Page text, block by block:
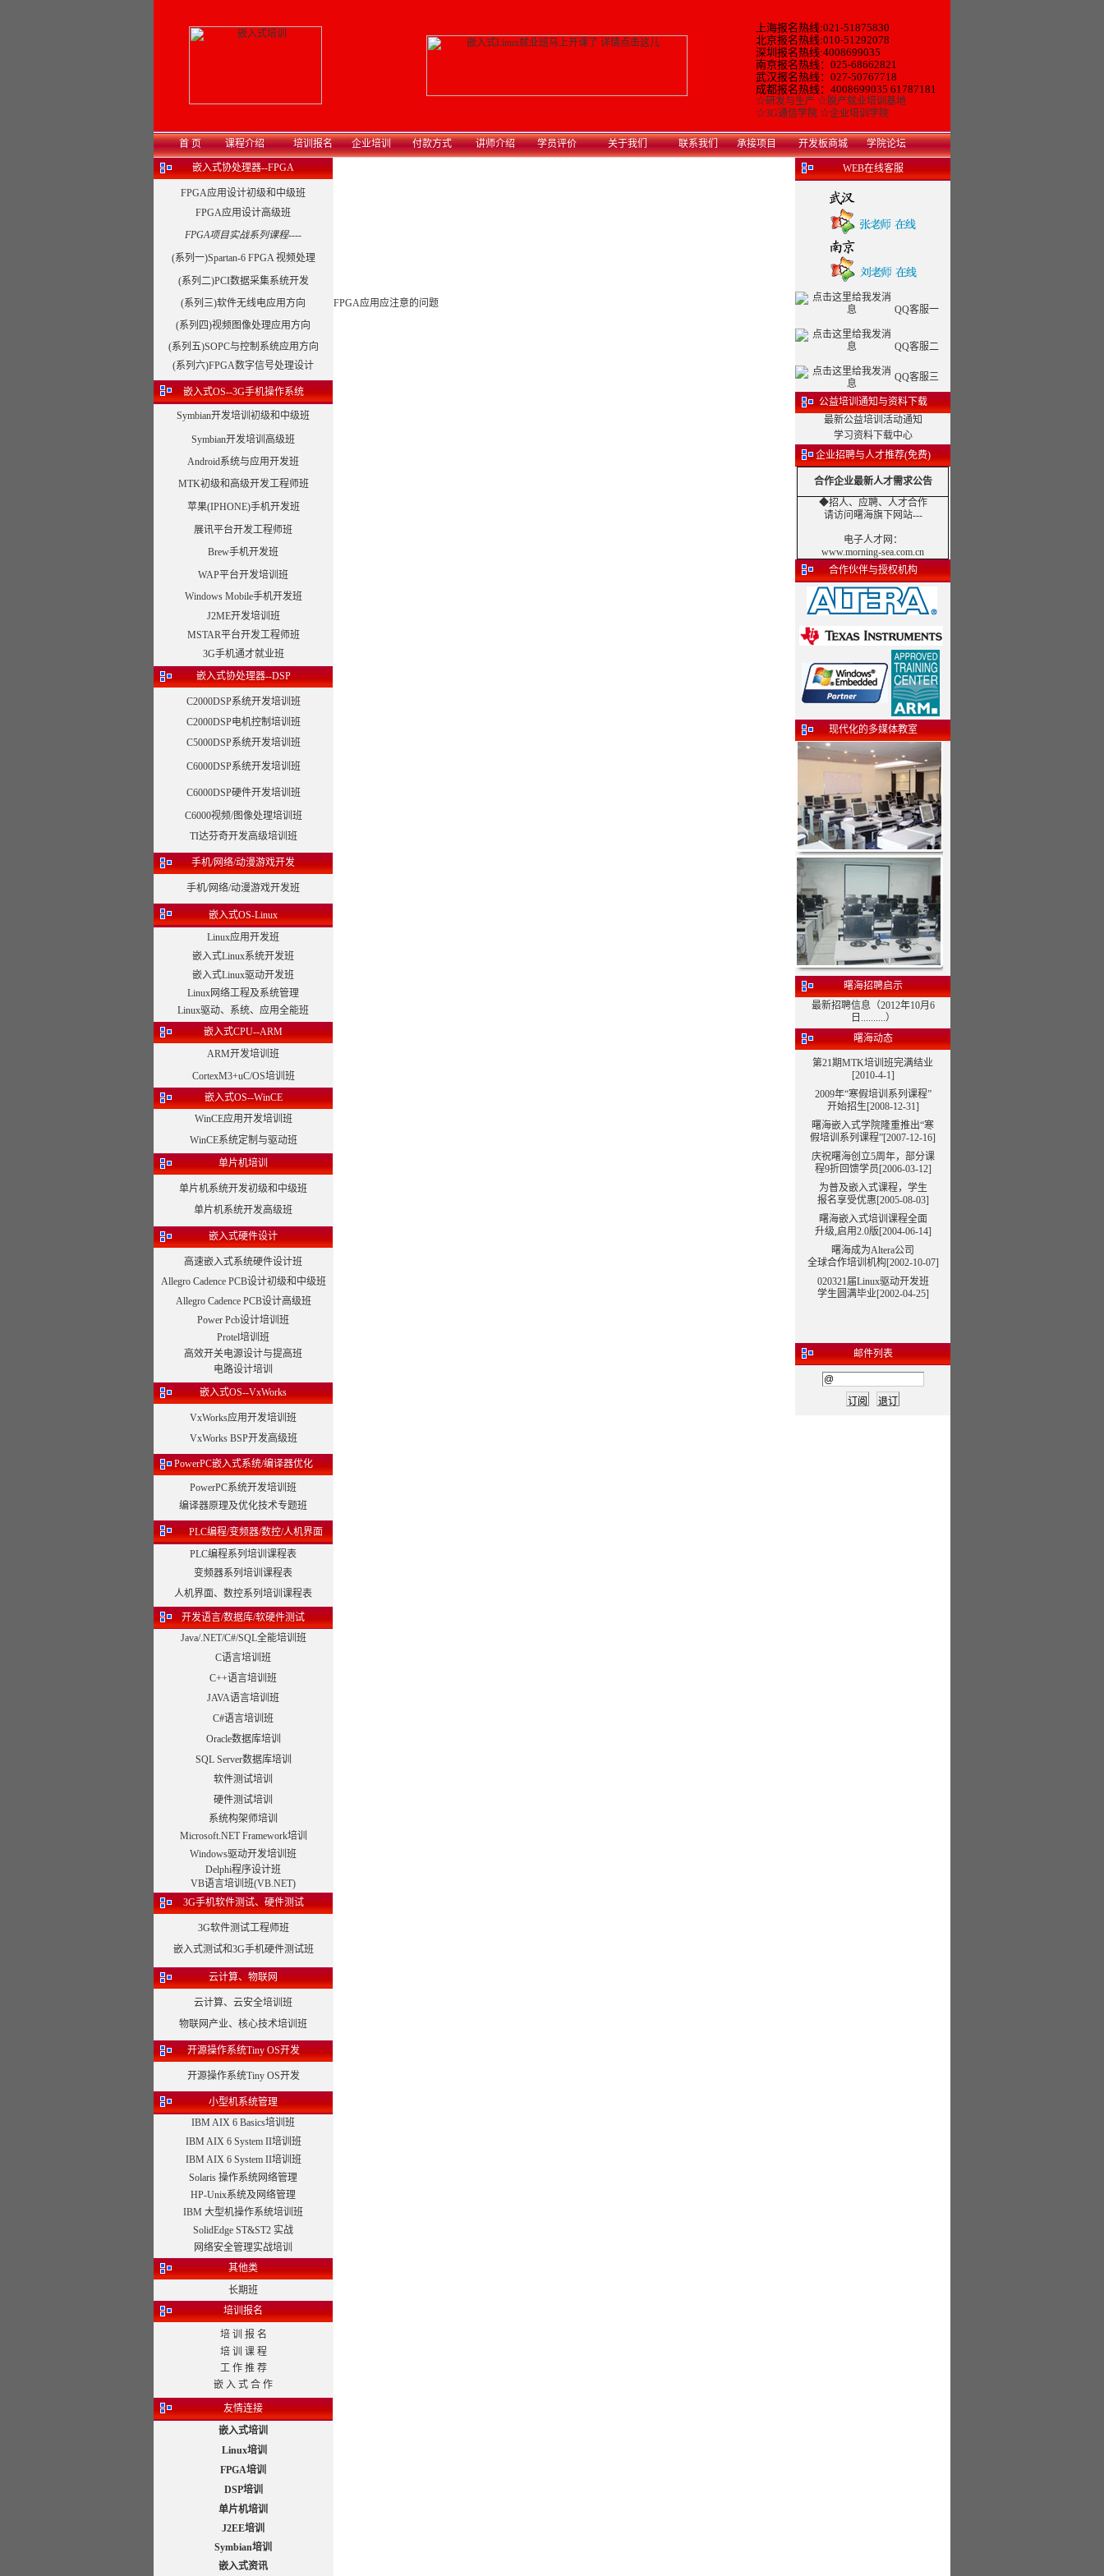
上海报名热线:021-51875830
北京报名热线:010-51292078
深圳报名热线:4008699035
南京报名热线：025-68662821
武汉报名热线：027-50767718
成都报名热线：4008699035 61787181
☆研发与生产 ☆脱产就业培训基地
☆3G通信学院 ☆企业培训学院
首 页 课程介绍 培训报名 企业培训 付款方式 讲师介绍 学员评价 关于我们 联系我们 承接项目 开发板商城 学院论坛
嵌入式协处理器--FPGA
FPGA应用设计初级和中级班
FPGA应用设计高级班
FPGA项目实战系列课程----
(系列一)Spartan-6 FPGA 视频处理
(系列二)PCI数据采集系统开发
(系列三)软件无线电应用方向
(系列四)视频图像处理应用方向
(系列五)SOPC与控制系统应用方向
(系列六)FPGA数字信号处理设计
嵌入式OS--3G手机操作系统
Symbian开发培训初级和中级班
Symbian开发培训高级班
Android系统与应用开发班
MTK初级和高级开发工程师班
苹果(IPHONE)手机开发班
展讯平台开发工程师班
Brew手机开发班
WAP平台开发培训班
Windows Mobile手机开发班
J2ME开发培训班
MSTAR平台开发工程师班
3G手机通才就业班
嵌入式协处理器--DSP
C2000DSP系统开发培训班
C2000DSP电机控制培训班
C5000DSP系统开发培训班
C6000DSP系统开发培训班
C6000DSP硬件开发培训班
C6000视频/图像处理培训班
TI达芬奇开发高级培训班
手机/网络/动漫游戏开发
手机/网络/动漫游戏开发班
嵌入式OS-Linux
Linux应用开发班
嵌入式Linux系统开发班
嵌入式Linux驱动开发班
Linux网络工程及系统管理
Linux驱动、系统、应用全能班
嵌入式CPU--ARM
ARM开发培训班
CortexM3+uC/OS培训班
嵌入式OS--WinCE
WinCE应用开发培训班
WinCE系统定制与驱动班
单片机培训
单片机系统开发初级和中级班
单片机系统开发高级班
嵌入式硬件设计
高速嵌入式系统硬件设计班
Allegro Cadence PCB设计初级和中级班
Allegro Cadence PCB设计高级班
Power Pcb设计培训班
Protel培训班
高效开关电源设计与提高班
电路设计培训
嵌入式OS--VxWorks
VxWorks应用开发培训班
VxWorks BSP开发高级班
PowerPC嵌入式系统/编译器优化
PowerPC系统开发培训班
编译器原理及优化技术专题班
PLC编程/变频器/数控/人机界面
PLC编程系列培训课程表
变频器系列培训课程表
人机界面、数控系列培训课程表
开发语言/数据库/软硬件测试
Java/.NET/C#/SQL全能培训班
C语言培训班
C++语言培训班
JAVA语言培训班
C#语言培训班
Oracle数据库培训
SQL Server数据库培训
软件测试培训
硬件测试培训
系统构架师培训
Microsoft.NET Framework培训
Windows驱动开发培训班
Delphi程序设计班
VB语言培训班(VB.NET)
3G手机软件测试、硬件测试
3G软件测试工程师班
嵌入式测试和3G手机硬件测试班
云计算、物联网
云计算、云安全培训班
物联网产业、核心技术培训班
开源操作系统Tiny OS开发
开源操作系统Tiny OS开发
小型机系统管理
IBM AIX 6 Basics培训班
IBM AIX 6 System II培训班
IBM AIX 6 System II培训班
Solaris 操作系统网络管理
HP-Unix系统及网络管理
IBM 大型机操作系统培训班
SolidEdge ST&ST2 实战
网络安全管理实战培训
其他类
长期班
培训报名
培 训 报 名
培 训 课 程
工 作 推 荐
嵌 入 式 合 作
友情连接
嵌入式培训
Linux培训
FPGA培训
DSP培训
单片机培训
J2EE培训
Symbian培训
嵌入式资讯
WEB在线客服
QQ客服一
QQ客服二
QQ客服三
公益培训通知与资料下载
最新公益培训活动通知
学习资料下载中心
企业招聘与人才推荐(免费)
合作企业最新人才需求公告
◆招人、应聘、人才合作
请访问曙海旗下网站---
电子人才网 ：
www.morning-sea.com.cn
合作伙伴与授权机构
现代化的多媒体教室
曙海招聘启示
最新招聘信息（2012年10月6
日..........）
曙海动态
第21期MTK培训班完满结业
[2010-4-1]
2009年“寒假培训系列课程”
开始招生[2008-12-31]
曙海嵌入式学院隆重推出“寒
假培训系列课程”[2007-12-16]
庆祝曙海创立5周年，部分课
程9折回馈学员[2006-03-12]
为普及嵌入式课程，学生
报名享受优惠[2005-08-03]
曙海嵌入式培训课程全面
升级,启用2.0版[2004-06-14]
曙海成为Altera公司
全球合作培训机构[2002-10-07]
020321届Linux驱动开发班
学生圆满毕业[2002-04-25]
邮件列表
FPGA应用应注意的问题